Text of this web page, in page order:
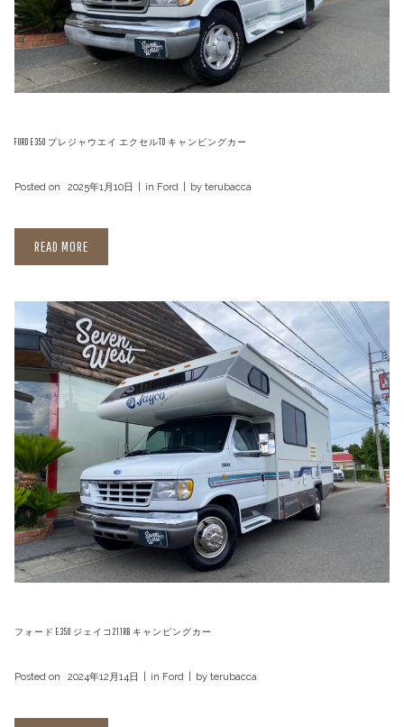
FORD E350 プレジャウエイ エクセルTD キャンピングカー
Posted on 2025年1月10日 in Ford by terubacca
READ MORE
フォード E350 ジェイコ211RB キャンピングカー
Posted on 2024年12月14日 in Ford by terubacca